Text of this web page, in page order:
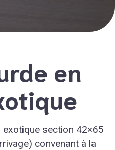
en
section 42×65
convenant à la